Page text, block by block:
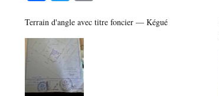
ce
bo
ok
wi
tte
r
ail
Terrain d'angle avec titre foncier — Kégué